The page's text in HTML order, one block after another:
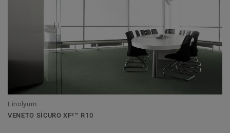
Linolyum
VENETO SICURO XF²™ R10